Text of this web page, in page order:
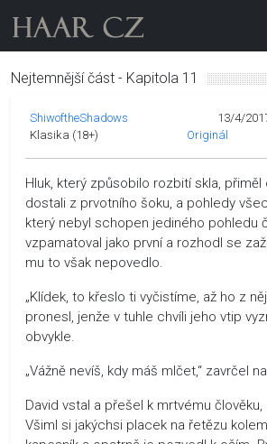
Nejtemnější část - Kapitola 11
ShiwoftheShadows
13/4/
Klasika (18+)
Originál
Hluk, který způsobilo rozbití skla, přiměl
dostali z prvotního šoku, a pohledy
který nebyl schopen jediného pohledu
vzpamatoval jako první a rozhodl se
mu to však nepovedlo.
„Klídek, to křeslo ti vyčistíme, až ho z
pronesl, jenže v tuhle chvíli jeho vtip
obvykle.
„Vážně nevíš, kdy máš mlčet,“ zavrčel
David vstal a přešel k mrtvému
Všiml si jakýchsi placek na řetězu